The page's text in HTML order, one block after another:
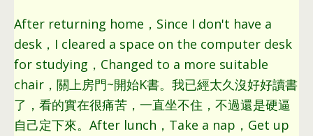
After returning home，Since I don't have a
desk，I cleared a space on the computer desk
for studying，Changed to a more suitable
chair，關上房門~開始K書。我已經太久沒好好讀書
了，看的實在很痛苦，一直坐不住，不過還是硬逼
自己定下來。After lunch，Take a nap，Get up